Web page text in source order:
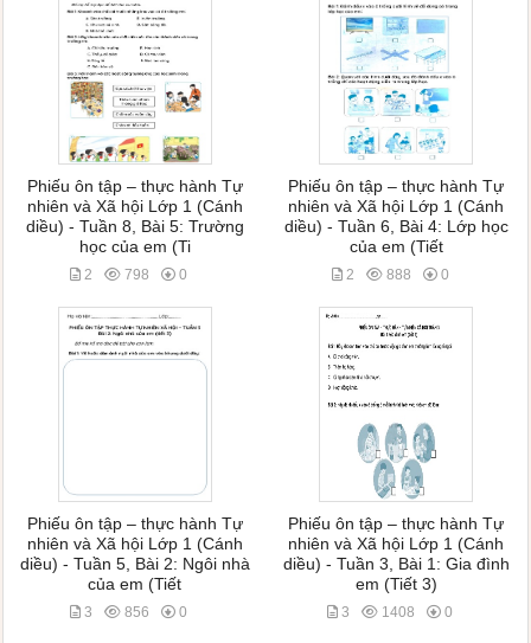
Phiếu ôn tập – thực hành Tự
nhiên và Xã hội Lớp 1 (Cánh
diều) - Tuần 8, Bài 5: Trường
học của em (Ti
2 798 0
Phiếu ôn tập – thực hành Tự
nhiên và Xã hội Lớp 1 (Cánh
diều) - Tuần 6, Bài 4: Lớp học
của em (Tiết
2 888 0
Phiếu ôn tập – thực hành Tự
nhiên và Xã hội Lớp 1 (Cánh
diều) - Tuần 5, Bài 2: Ngôi nhà
của em (Tiết
3 856 0
Phiếu ôn tập – thực hành Tự
nhiên và Xã hội Lớp 1 (Cánh
diều) - Tuần 3, Bài 1: Gia đình
em (Tiết 3)
3 1408 0